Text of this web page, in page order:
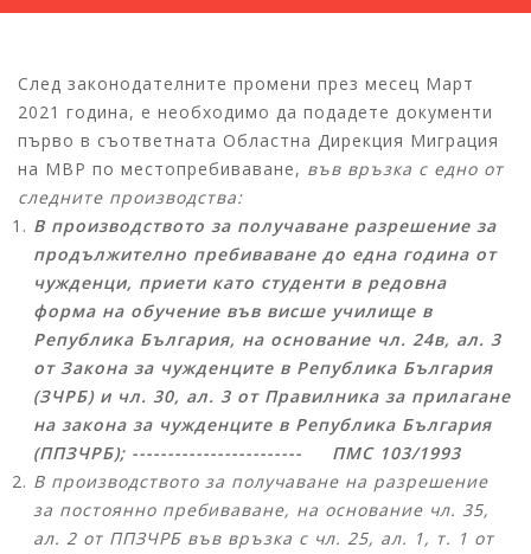
След законодателните промени през месец Март
2021 година, е необходимо да подадете документи
първо в съответната Областна Дирекция Миграция
на МВР по местопребиваване, във връзка с едно от
следните производства:
В производството за получаване разрешение за
продължително пребиваване до една година от
чужденци, приети като студенти в редовна
форма на обучение във висше училище в
Република България, на основание чл. 24в, ал. 3
от Закона за чужденците в Република България
(ЗЧРБ) и чл. 30, ал. 3 от Правилника за прилагане
на закона за чужденците в Република България
(ППЗЧРБ); ------------------------ ПМС 103/1993
В производството за получаване на разрешение
за постоянно пребиваване, на основание чл. 35,
ал. 2 от ППЗЧРБ във връзка с чл. 25, ал. 1, т. 1 от